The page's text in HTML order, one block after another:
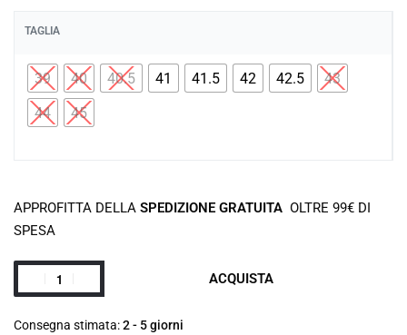
TAGLIA
39 40 40.5 41 41.5 42 42.5
43
44
45
APPROFITTA DELLA SPEDIZIONE GRATUITA OLTRE 99€ DI
SPESA
ACQUISTA
Consegna stimata:2 - 5 giorni